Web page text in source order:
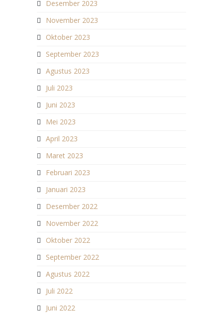
Desember 2023
November 2023
Oktober 2023
September 2023
Agustus 2023
Juli 2023
Juni 2023
Mei 2023
April 2023
Maret 2023
Februari 2023
Januari 2023
Desember 2022
November 2022
Oktober 2022
September 2022
Agustus 2022
Juli 2022
Juni 2022